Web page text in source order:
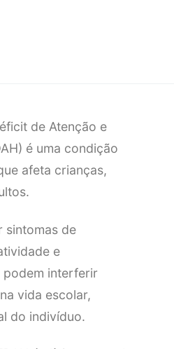
de Atenção e
é uma condição
afeta crianças,
sintomas de
e
podem interferir
vida escolar,
do indivíduo.